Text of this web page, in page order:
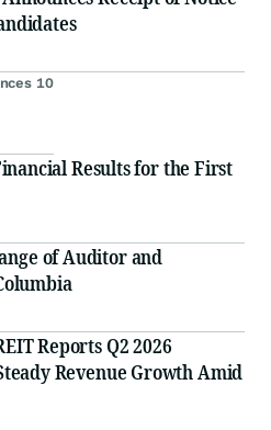
10
Results for the First
of Auditor and
Reports Q2 2026
Revenue Growth Amid